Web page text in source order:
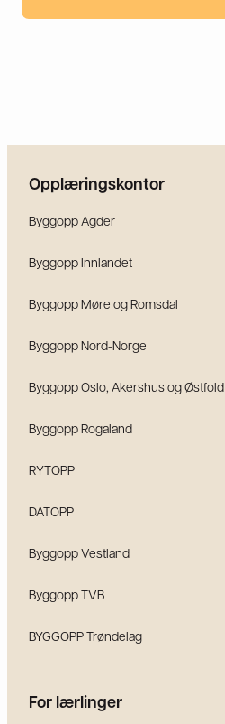
Opplæringskontor
Byggopp Agder
Byggopp Innlandet
Byggopp Møre og Romsdal
Byggopp Nord-Norge
Byggopp Oslo, Akershus og Østfold
Byggopp Rogaland
RYTOPP
DATOPP
Byggopp Vestland
Byggopp TVB
BYGGOPP Trøndelag
For lærlinger